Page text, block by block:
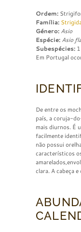
Ordem:
Família:
Género: Asio
Espécie: Asio
Subespécies:
Em Portugal
De entre os
país, a coruja-
mais diurnos. É
facilmente
não possui
característicos
clara. A cabeça